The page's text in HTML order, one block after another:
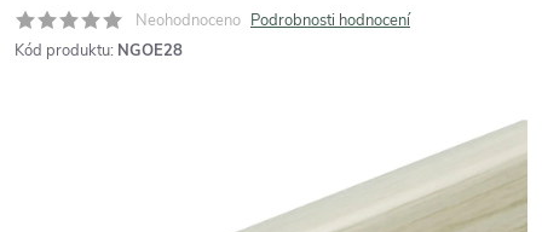
Neohodnoceno Podrobnosti hodnocení
Kód produktu: NGOE28